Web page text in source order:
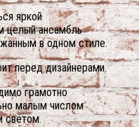
яркой
целый ансамбль
в одном стиле.
перед дизайнерами.
грамотно
малым числом
светом.